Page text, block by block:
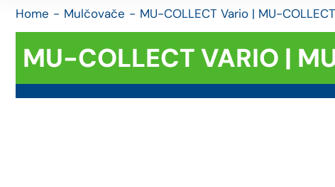
Home Mulčovače MU-COLLECT Vario | MU-
MU-COLLECT VARIO |